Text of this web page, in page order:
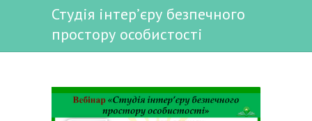
Студія інтер’єру безпечного
простору особистості